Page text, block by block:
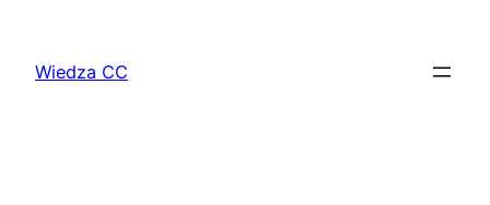
treściWiedza CC